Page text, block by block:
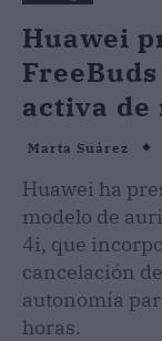
Huawei
activa de
Marta Suárez
Huawei ha
modelo de
4i, que
cancelación
autonomía
horas.